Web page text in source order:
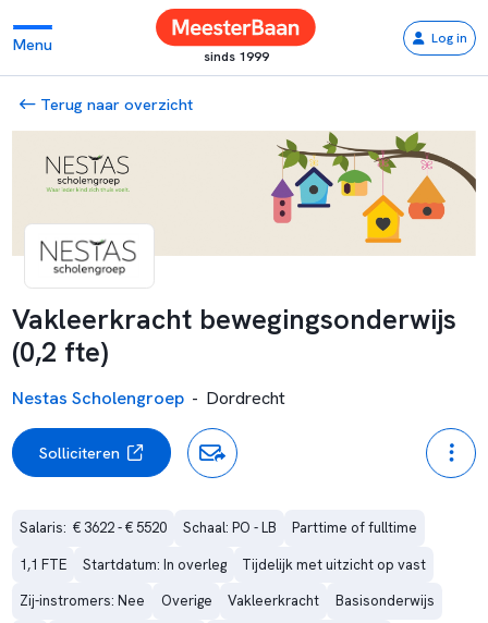
Menu
sinds 1999
Log in
Terug naar overzicht
Vakleerkracht bewegingsonderwijs
(0,2 fte)
Nestas Scholengroep - Dordrecht
Solliciteren
Salaris:  € 3622 - € 5520 Schaal: PO - LB
Parttime of fulltime
1,1 FTE
Startdatum: In overleg
Tijdelijk met uitzicht op vast
Zij-instromers: Nee
Overige Vakleerkracht
Basisonderwijs